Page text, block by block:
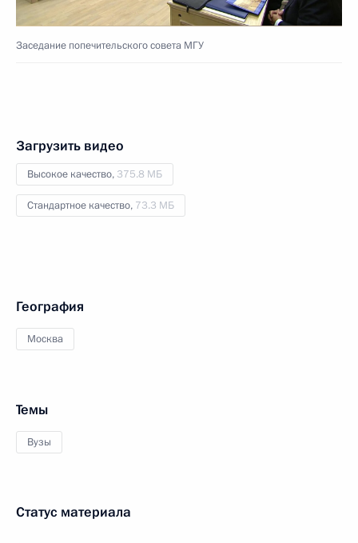
Заседание попечительского совета МГУ
Загрузить видео
Высокое качество, 375.8 МБ
Стандартное качество, 73.3 МБ
География
Москва
Темы
Вузы
Статус материала